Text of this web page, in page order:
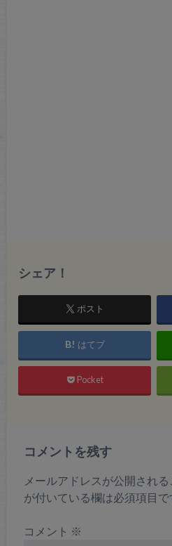
シェア！
ポスト
はてブ
Pocket
コメントを残す
メールアドレスが公開される
が付いている欄は必須項目で
コメント ※